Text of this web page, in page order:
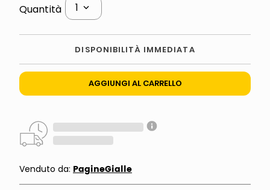
Quantità 1
DISPONIBILITÀ IMMEDIATA
AGGIUNGI AL CARRELLO
Venduto da: PagineGialle